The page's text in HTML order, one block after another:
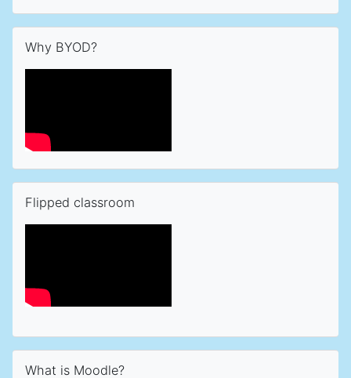
Skip Why BYOD?
Why BYOD?
Skip Flipped classroom
Flipped classroom
Skip What is Moodle?
What is Moodle?